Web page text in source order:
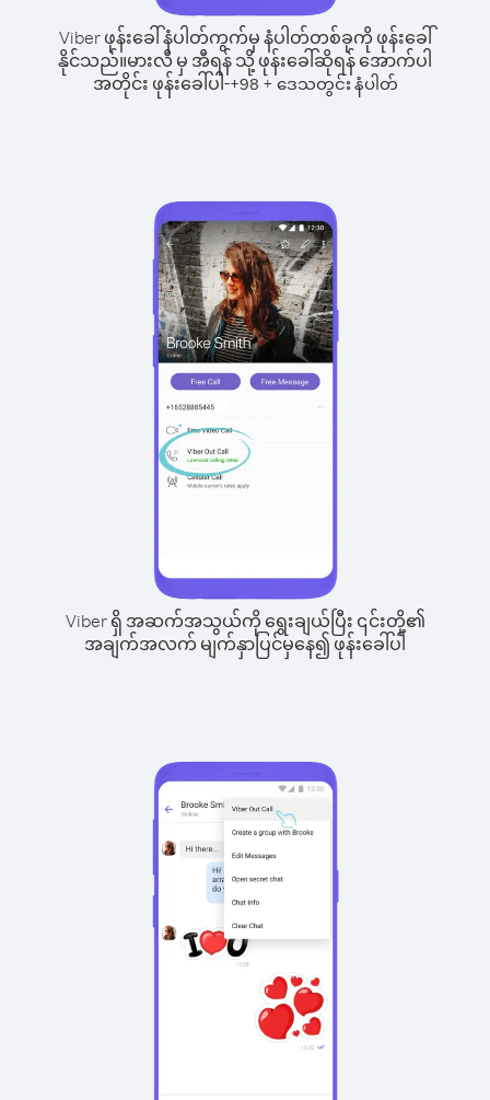
Viber ဖုန်းခေါ်နံပါတ်ကွက်မှ နံပါတ်တစ်ခုကို ဖုန်းခေါ်
နိုင်သည်။မားလီ မှ အီရန် သို့ ဖုန်းခေါ်ဆိုရန် အောက်ပါ
အတိုင်း ဖုန်းခေါ်ပါ-+98 + ဒေသတွင်း နံပါတ်
Viber ရှိ အဆက်အသွယ်ကို ရွေးချယ်ပြီး ၎င်းတို့၏
အချက်အလက် မျက်နှာပြင်မှနေ၍ ဖုန်းခေါ်ပါ